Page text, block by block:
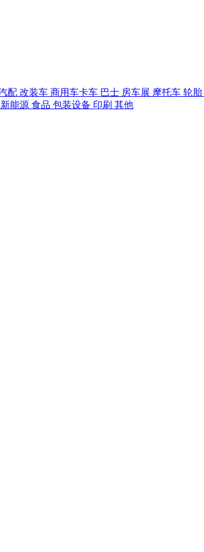
配 改装车 商用车卡车 巴士 房车展 摩托车 轮胎
新能源 食品 包装设备 印刷 其他